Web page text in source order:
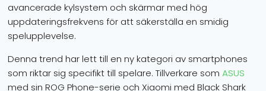
avancerade kylsystem och skärmar med hög
uppdateringsfrekvens för att säkerställa en smidig
spelupplevelse.
Denna trend har lett till en ny kategori av smartphones
som riktar sig specifikt till spelare. Tillverkare somASUS
med sin ROG Phone-serie och Xiaomi med Black Shark